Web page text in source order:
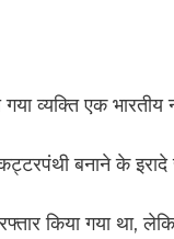
व्यक्ति एक
बनाने के
किया गया था,